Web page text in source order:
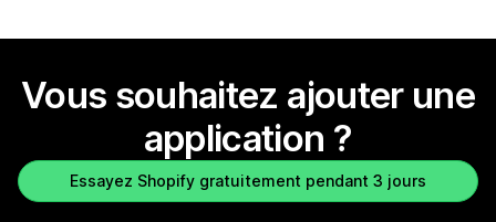
Vous souhaitez ajouter une
application ?
Essayez Shopify gratuitement pendant 3 jours